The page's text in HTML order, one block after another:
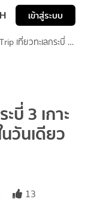
เข้าสู่ระบบ
เที่ยวทะเลกระบี่ 3
บี่ 3 เกาะ
วันเดียว
13